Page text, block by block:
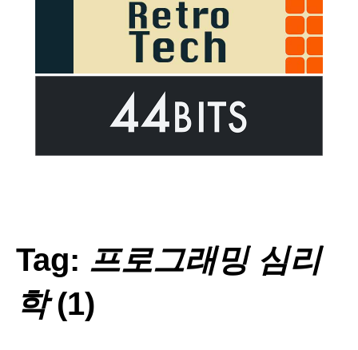
Tag: 프로그래밍 심리
학(1)